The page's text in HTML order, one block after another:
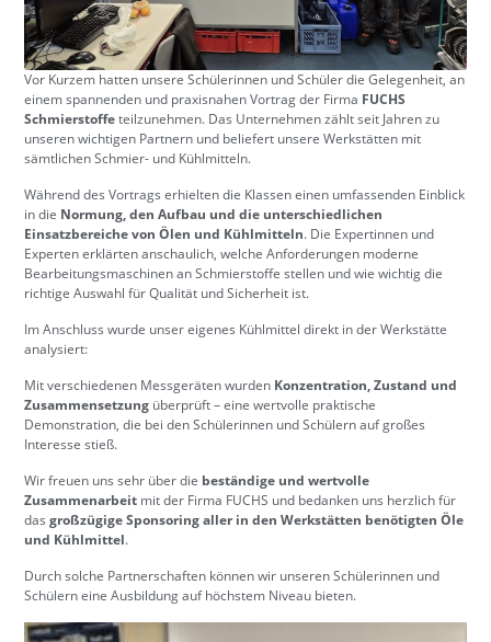
Vor Kurzem hatten unsere Schülerinnen und Schüler die Gelegenheit, an
einem spannenden und praxisnahen Vortrag der Firma FUCHS
Schmierstoffeteilzunehmen. Das Unternehmen zählt seit Jahren zu
unseren wichtigen Partnern und beliefert unsere Werkstätten mit
sämtlichen Schmier- und Kühlmitteln.
Während des Vortrags erhielten die Klassen einen umfassenden Einblick
in die Normung, den Aufbau und die unterschiedlichen
Einsatzbereiche von Ölen und Kühlmitteln. Die Expertinnen und
Experten erklärten anschaulich, welche Anforderungen moderne
Bearbeitungsmaschinen an Schmierstoffe stellen und wie wichtig die
richtige Auswahl für Qualität und Sicherheit ist.
Im Anschluss wurde unser eigenes Kühlmittel direkt in der Werkstätte
analysiert:
Mit verschiedenen Messgeräten wurden Konzentration, Zustand und
Zusammensetzung überprüft – eine wertvolle praktische
Demonstration, die bei den Schülerinnen und Schülern auf großes
Interesse stieß.
Wir freuen uns sehr über die beständige und wertvolle
Zusammenarbeit mit der Firma FUCHS und bedanken uns herzlich für
dasgroßzügige Sponsoring aller in den Werkstätten benötigten Öle
und Kühlmittel.
Durch solche Partnerschaften können wir unseren Schülerinnen und
Schülern eine Ausbildung auf höchstem Niveau bieten.